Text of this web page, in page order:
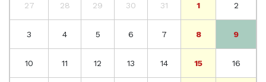
27 28 29 30 31 1 2
3 4 5 6 7 8 9
10 11 12 13 14 15 16